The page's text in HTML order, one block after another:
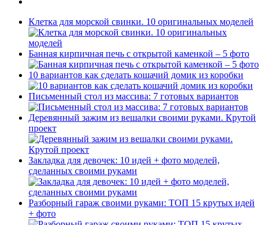
Клетка для морской свинки. 10 оригинальных моделей
Банная кирпичная печь с открытой каменкой – 5 фото
10 вариантов как сделать кошачий домик из коробки
Письменный стол из массива: 7 готовых вариантов
Деревянный зажим из вешалки своими руками. Крутой
проект
Закладка для девочек: 10 идей + фото моделей,
сделанных своими руками
Разборный гараж своими руками: ТОП 15 крутых идей
+ фото